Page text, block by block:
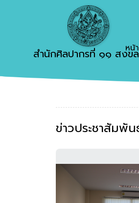
สำนักศิลปากรที่ ๑๑ สงข
หน้
ข่าวประชาสัมพัน